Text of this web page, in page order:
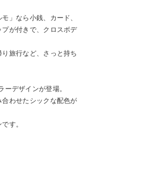
」なら小銭、カード、
が付きで、クロスボデ
旅行など、さっと持ち
デザインが登場。
わせたシックな配色が
す。